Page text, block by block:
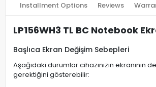
Installment Options Reviews
LP156WH3 TL BC Notebook
Başlıca Ekran Değişim Sebepleri
Aşağıdaki durumlar cihazınızın ekranının
gerektiğini gösterebilir: